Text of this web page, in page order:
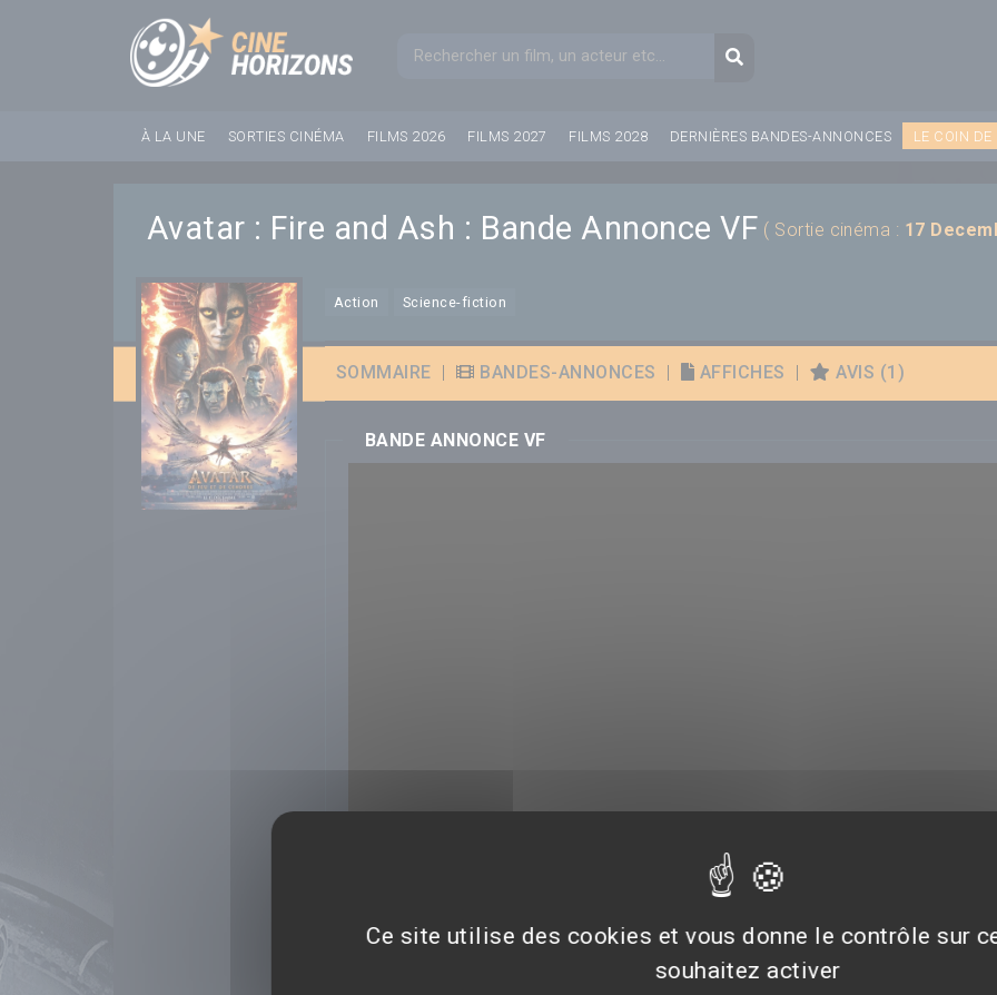
Formulaire de rechercheRecherche
À LA UNE SORTIES CINÉMA FILMS 2026 FILMS 2027 FILMS 2028 DERNIÈRES BANDES-ANNONCES LE COIN DE
Avatar : Fire and Ash : Bande Annonce VF ( Sortie cinéma : 17
Action Science-fiction
SOMMAIRE BANDES-ANNONCES AFFICHES AVIS (1)
BANDE ANNONCE VF
Panneau de gestion des cookies
Ce site utilise des cookies et vous donne le contrôle sur
souhaitez activer